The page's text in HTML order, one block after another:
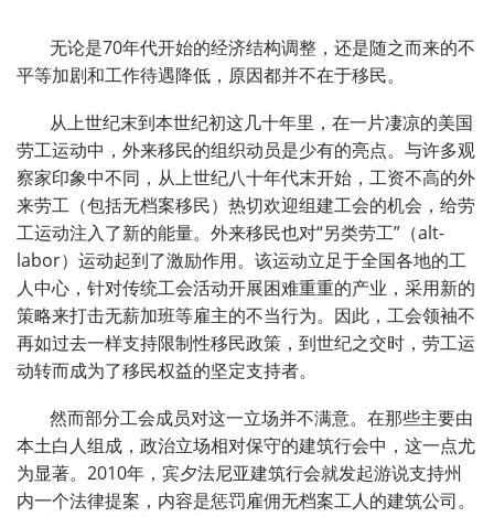
无论是70年代开始的经济结构调整，还是随之而来的不
平等加剧和工作待遇降低，原因都并不在于移民。
从上世纪末到本世纪初这几十年里，在一片凄凉的美国
劳工运动中，外来移民的组织动员是少有的亮点。与许多观
察家印象中不同，从上世纪八十年代末开始，工资不高的外
来劳工（包括无档案移民）热切欢迎组建工会的机会，给劳
工运动注入了新的能量。外来移民也对“另类劳工”（alt-
labor）运动起到了激励作用。该运动立足于全国各地的工
人中心，针对传统工会活动开展困难重重的产业，采用新的
策略来打击无薪加班等雇主的不当行为。因此，工会领袖不
再如过去一样支持限制性移民政策，到世纪之交时，劳工运
动转而成为了移民权益的坚定支持者。
然而部分工会成员对这一立场并不满意。在那些主要由
本土白人组成，政治立场相对保守的建筑行会中，这一点尤
为显著。2010年，宾夕法尼亚建筑行会就发起游说支持州
内一个法律提案，内容是惩罚雇佣无档案工人的建筑公司。